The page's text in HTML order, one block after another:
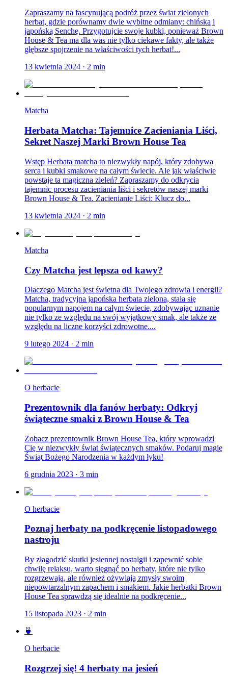
Zapraszamy na fascynującą podróż przez świat zielonych
herbat, gdzie porównamy dwie wybitne odmiany: chińską i
japońską Senchę. Przygotujcie swoje kubki, ponieważ Brown
House & Tea ma dla was nie tylko ciekawe fakty, ale także
głębsze spojrzenie na właściwości tych herbat!...
13 kwietnia 2024 · 2 min
Matcha
Herbata Matcha: Tajemnice Zacieniania Liści,
Sekret Naszej Marki Brown House Tea
Wstęp Herbata matcha to niezwykły napój, który zdobywa
serca i kubki smakowe na całym świecie. Ale jak właściwie
powstaje ta magiczna zieleń? Zapraszamy do odkrycia
tajemnic procesu zacieniania liści i sekretów naszej marki
Brown House & Tea. Zacienianie Liści: Klucz do...
13 kwietnia 2024 · 2 min
Matcha
Czy Matcha jest lepsza od kawy?
Dlaczego Matcha jest świetna dla Twojego zdrowia i energii?
Matcha, tradycyjna japońska herbata zielona, stała się
popularnym napojem na całym świecie, zdobywając uznanie
nie tylko ze względu na swój wyjątkowy smak, ale także ze
względu na liczne korzyści zdrowotne....
9 lutego 2024 · 2 min
O herbacie
Prezentownik dla fanów herbaty: Odkryj
świąteczne smaki z Brown House & Tea
Zobacz prezentownik Brown House Tea, który wprowadzi
Cię w niezwykły świat świątecznych smaków. Podaruj magię
Świąt Bożego Narodzenia w każdym łyku!
6 grudnia 2023 · 3 min
O herbacie
Poznaj herbaty na podkręcenie listopadowego
nastroju
By złagodzić skutki jesiennej nostalgii i zapewnić sobie
chwilę relaksu, warto sięgnąć po herbaty, które nie tylko
rozgrzewają, ale również ożywiają zmysły swoim
niepowtarzalnym zapachem i smakiem. Jakie herbatki Brown
House Tea sprawdzą się idealnie na podkręcenie...
15 listopada 2023 · 2 min
🍵
O herbacie
Rozgrzej się! 4 herbaty na jesień